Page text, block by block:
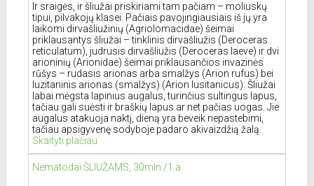
Ir sraigės, ir šliužai priskiriami tam pačiam – moliuskų
tipui, pilvakojų klasei. Pačiais pavojingiausiais iš jų yra
laikomi dirvašliužinių (Agriolomacidae) šeimai
priklausantys šliužai – tinklinis dirvašliužis (Deroceras
reticulatum), judrusis dirvašliužis (Deroceras laeve) ir dvi
arioninių (Arionidae) šeimai priklausančios invazinės
rūšys – rudasis arionas arba smalžys (Arion rufus) bei
luzitaninis arionas (smalžys) (Arion lusitanicus). Šliužai
labai mėgsta lapinius augalus, turinčius sultingus lapus,
tačiau gali suėsti ir braškių lapus ar net pačias uogas. Jie
augalus atakuoja naktį, dieną yra beveik nepastebimi,
tačiau apsigyvenę sodyboje padaro akivaizdžią žalą.
Skaityti plačiau
Nematodai ŠLIUŽAMS, 30mln./1 a